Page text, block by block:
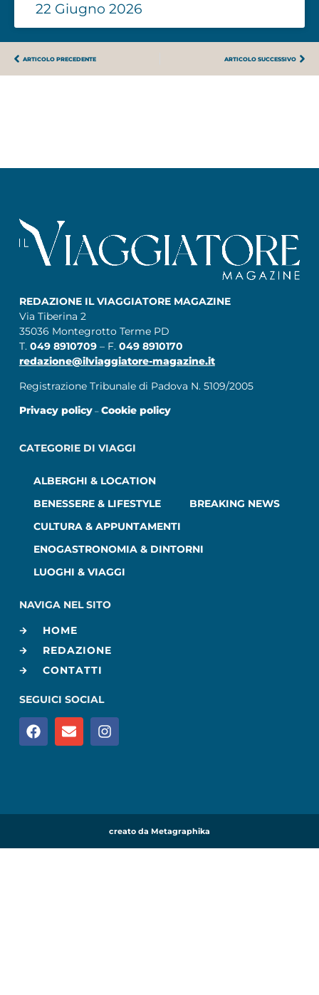
22 Giugno 2026
ARTICOLO PRECEDENTE ARTICOLO SUCCESSIVO
REDAZIONE IL VIAGGIATORE MAGAZINE
Via Tiberina 2
35036 Montegrotto Terme PD
T. 049 8910709 – F. 049 8910170
redazione@ilviaggiatore-magazine.it
Registrazione Tribunale di Padova N. 5109/2005
Privacy policy– Cookie policy
CATEGORIE DI VIAGGI
ALBERGHI & LOCATION
BENESSERE & LIFESTYLE
BREAKING NEWS
CULTURA & APPUNTAMENTI
ENOGASTRONOMIA & DINTORNI
LUOGHI & VIAGGI
NAVIGA NEL SITO
HOME
REDAZIONE
CONTATTI
SEGUICI SOCIAL
creato da Metagraphika